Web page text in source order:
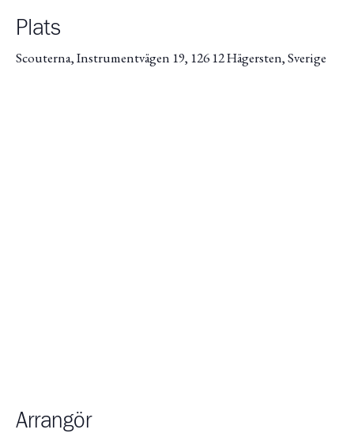
Plats
Scouterna, Instrumentvägen 19, 126 12 Hägersten, Sverige
Arrangör